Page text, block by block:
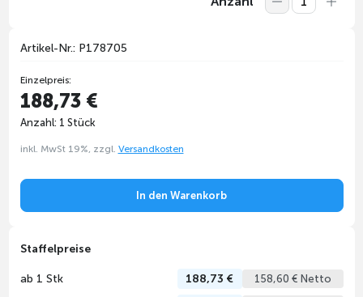
Artikel-Nr.: P178705
Einzelpreis:
188,73 €
Anzahl: 1 Stück
inkl. MwSt 19%, zzgl. Versandkosten
In den Warenkorb
Staffelpreise
ab 1 Stk 188,73 € 158,60 € Netto